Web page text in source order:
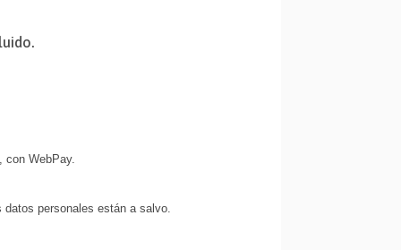
con WebPay.
personales están a salvo.